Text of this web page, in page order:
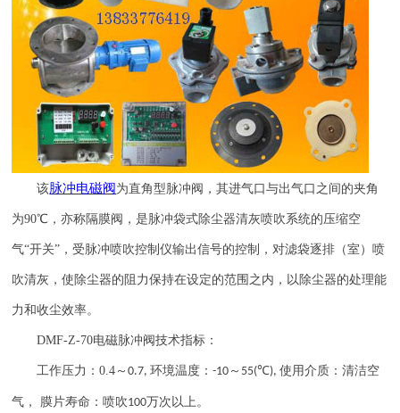
该脉冲电磁阀为直角型脉冲阀，其进气口与出气口之间的夹角
为90℃，亦称隔膜阀，是脉冲袋式除尘器清灰喷吹系统的压缩空
气“开关”，受脉冲喷吹控制仪输出信号的控制，对滤袋逐排（室）喷
吹清灰，使除尘器的阻力保持在设定的范围之内，以除尘器的处理能
力和收尘效率。
DMF-Z-70电磁脉冲阀技术指标：
工作压力：0.4 ～0.7,环境温度：-10 ～ 55(℃),使用介质：清洁空
气， 膜片寿命：喷吹100万次以上。